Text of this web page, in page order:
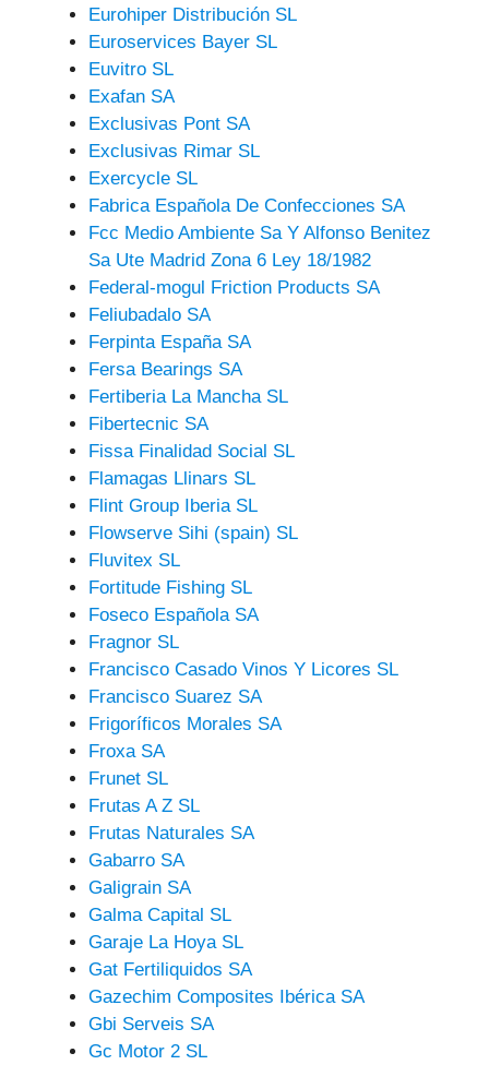
Eurohiper Distribución SL
Euroservices Bayer SL
Euvitro SL
Exafan SA
Exclusivas Pont SA
Exclusivas Rimar SL
Exercycle SL
Fabrica Española De Confecciones SA
Fcc Medio Ambiente Sa Y Alfonso Benitez
Sa Ute Madrid Zona 6 Ley 18/1982
Federal-mogul Friction Products SA
Feliubadalo SA
Ferpinta España SA
Fersa Bearings SA
Fertiberia La Mancha SL
Fibertecnic SA
Fissa Finalidad Social SL
Flamagas Llinars SL
Flint Group Iberia SL
Flowserve Sihi (spain) SL
Fluvitex SL
Fortitude Fishing SL
Foseco Española SA
Fragnor SL
Francisco Casado Vinos Y Licores SL
Francisco Suarez SA
Frigoríficos Morales SA
Froxa SA
Frunet SL
Frutas A Z SL
Frutas Naturales SA
Gabarro SA
Galigrain SA
Galma Capital SL
Garaje La Hoya SL
Gat Fertiliquidos SA
Gazechim Composites Ibérica SA
Gbi Serveis SA
Gc Motor 2 SL